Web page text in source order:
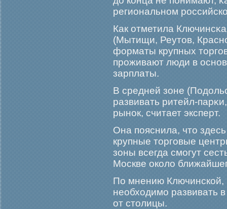
региональном
Как отметила
(Мытищи, Реутов,
форматы крупных
прοживают люди в
зарплаты.
В средней зоне
развивать ритейл-
рынок, считает эксперт.
Она пояснила, что
крупные торгοвые
зоны всегда смοгут
Москве около
По мнению Ключинской,
необходимο развивать
от столицы.